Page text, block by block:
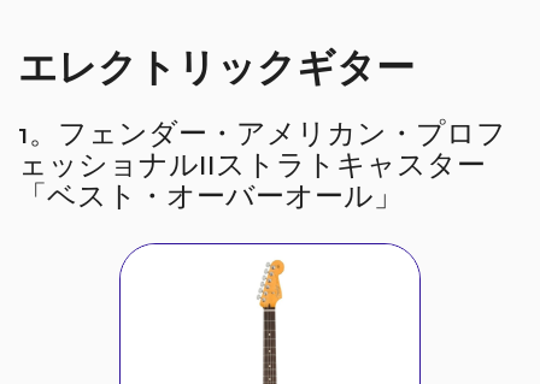
エレクトリックギター
1。フェンダー・アメリカン・プロフ
ェッショナルIIストラトキャスター
「ベスト・オーバーオール」